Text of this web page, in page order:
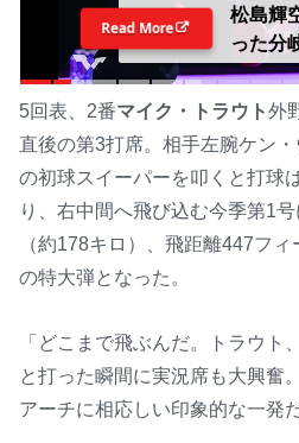
松島輝
った分
ないの
チが語
由
Read More
5回表、2番マイク・トラウト外
直後の第3打席。相手左腕ケン
の初球スイーパーを叩くと打球
り、右中間へ飛び込む今季第1
（約178キロ）、飛距離447フィ
の特大弾となった。
「どこまで飛ぶんだ。トラウト
と打った瞬間に実況席も大興奮
アーチに相応しい印象的な一発